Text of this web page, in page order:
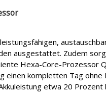
ausgestattet. Zudem
Hexa-Core-Prozessor
einen kompletten Tag
etwa 20 Prozent